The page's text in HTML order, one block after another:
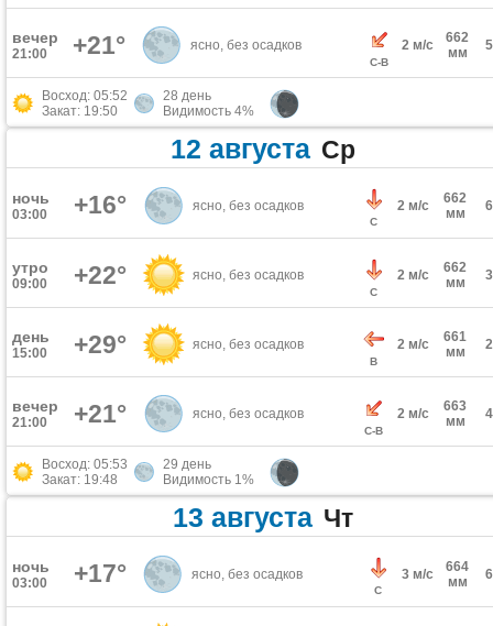
вечер
21:00 +21° ясно, без осадков
С-В
2 м/с
662
мм
Восход: 05:52
Закат: 19:50
28 день
Видимость 4%
12 августа Ср
ночь
03:00 +16° ясно, без осадков
С
2 м/с
662
мм
утро
09:00 +22° ясно, без осадков
С
2 м/с
662
мм
день
15:00 +29° ясно, без осадков
В
2 м/с
661
мм
вечер
21:00 +21° ясно, без осадков
С-В
2 м/с
663
мм
Восход: 05:53
Закат: 19:48
29 день
Видимость 1%
13 августа Чт
ночь
03:00 +17° ясно, без осадков
С
3 м/с
664
мм